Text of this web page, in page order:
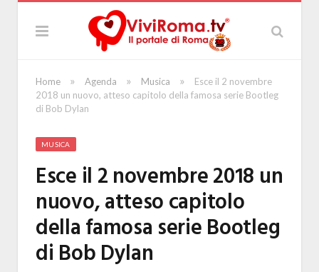
Home » Agenda » Musica »
Esce il 2 novembre
2018 un nuovo, atteso capitolo della famosa serie Bootleg
di Bob Dylan
MUSICA
Esce il 2 novembre 2018 un
nuovo, atteso capitolo
della famosa serie Bootleg
di Bob Dylan